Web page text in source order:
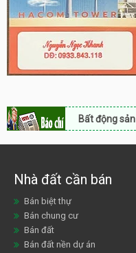
Bất động sản Phan Rang:
Nhà đất cần bán
Bán biệt thự
Bán chung cư
Bán đất
Bán đất nền dự án